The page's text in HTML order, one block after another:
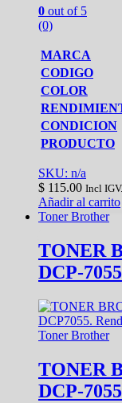
0 out of 5
(0)
MARCA
CODIGO
COLOR
CONDICION
PRODUCTO
SKU: n/a
$ 115.00 Incl IGV.
Añadir al carrito
Toner Brother
TONER
DCP-7055
Toner Brother
TONER
DCP-7055